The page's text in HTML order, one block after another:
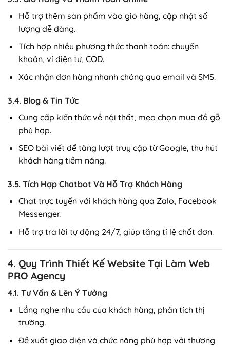
Hỗ trợ thêm sản phẩm vào giỏ hàng, cập nhật số
lượng dễ dàng.
Tích hợp nhiều phương thức thanh toán: chuyển
khoản, ví điện tử, COD.
Xác nhận đơn hàng nhanh chóng qua email và SMS.
3.4. Blog & Tin Tức
Cung cấp kiến thức về nội thất, mẹo chọn mua đồ gỗ
phù hợp.
SEO bài viết để tăng lượt truy cập từ Google, thu hút
khách hàng tiềm năng.
3.5. Tích Hợp Chatbot Và Hỗ Trợ Khách Hàng
Chat trực tuyến với khách hàng qua Zalo, Facebook
Messenger.
Hỗ trợ trả lời tự động 24/7, giúp tăng tỉ lệ chốt đơn.
4. Quy Trình Thiết Kế Website Tại Làm Web
PRO Agency
4.1. Tư Vấn & Lên Ý Tưởng
Lắng nghe nhu cầu của khách hàng, phân tích thị
trường.
Đề xuất giao diện và chức năng phù hợp với thương